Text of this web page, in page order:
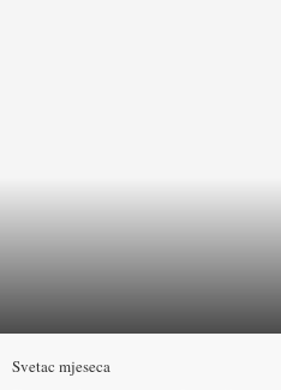
Svetac mjeseca